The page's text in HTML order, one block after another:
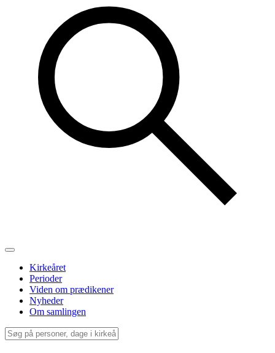
Kirkeåret
Perioder
Viden om prædikener
Nyheder
Om samlingen